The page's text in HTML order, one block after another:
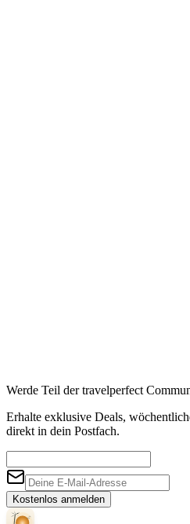
Werde Teil der travelperfect
Erhalte exklusive Deals,
direkt in dein Postfach.
Kostenlos anmelden